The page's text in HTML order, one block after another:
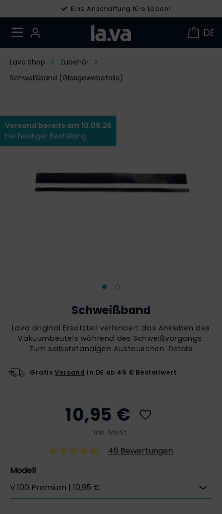
Eine Anschaffung fürs Leben!
Gratis Versand in DE ab 49 €
DE
Lava Shop
Zubehör
Schweißband (Glasgewebefolie)
Versand bereits am 10.08.26
bei heutiger Bestellung
Schweißband
Lava original Ersatzteil verhindert das Ankleben des
Vakuumbeutels während des Schweißvorgangs.
Zum selbstständigen Austauschen. Details
GratisVersand in DE ab 49 € Bestellwert
10,95 €
inkl. MwSt.
46 Bewertungen
Modell